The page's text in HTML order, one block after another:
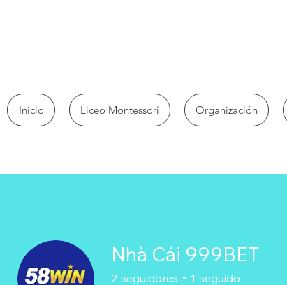
Inicio Liceo Montessori Organización
Nhà Cái 999BET
2 seguidores 1 seguido